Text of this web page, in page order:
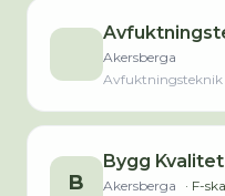
det vore vårt
engagemang för
Akersberga
Avfuktningsteknik
B
Bygg
Akersberga · F-